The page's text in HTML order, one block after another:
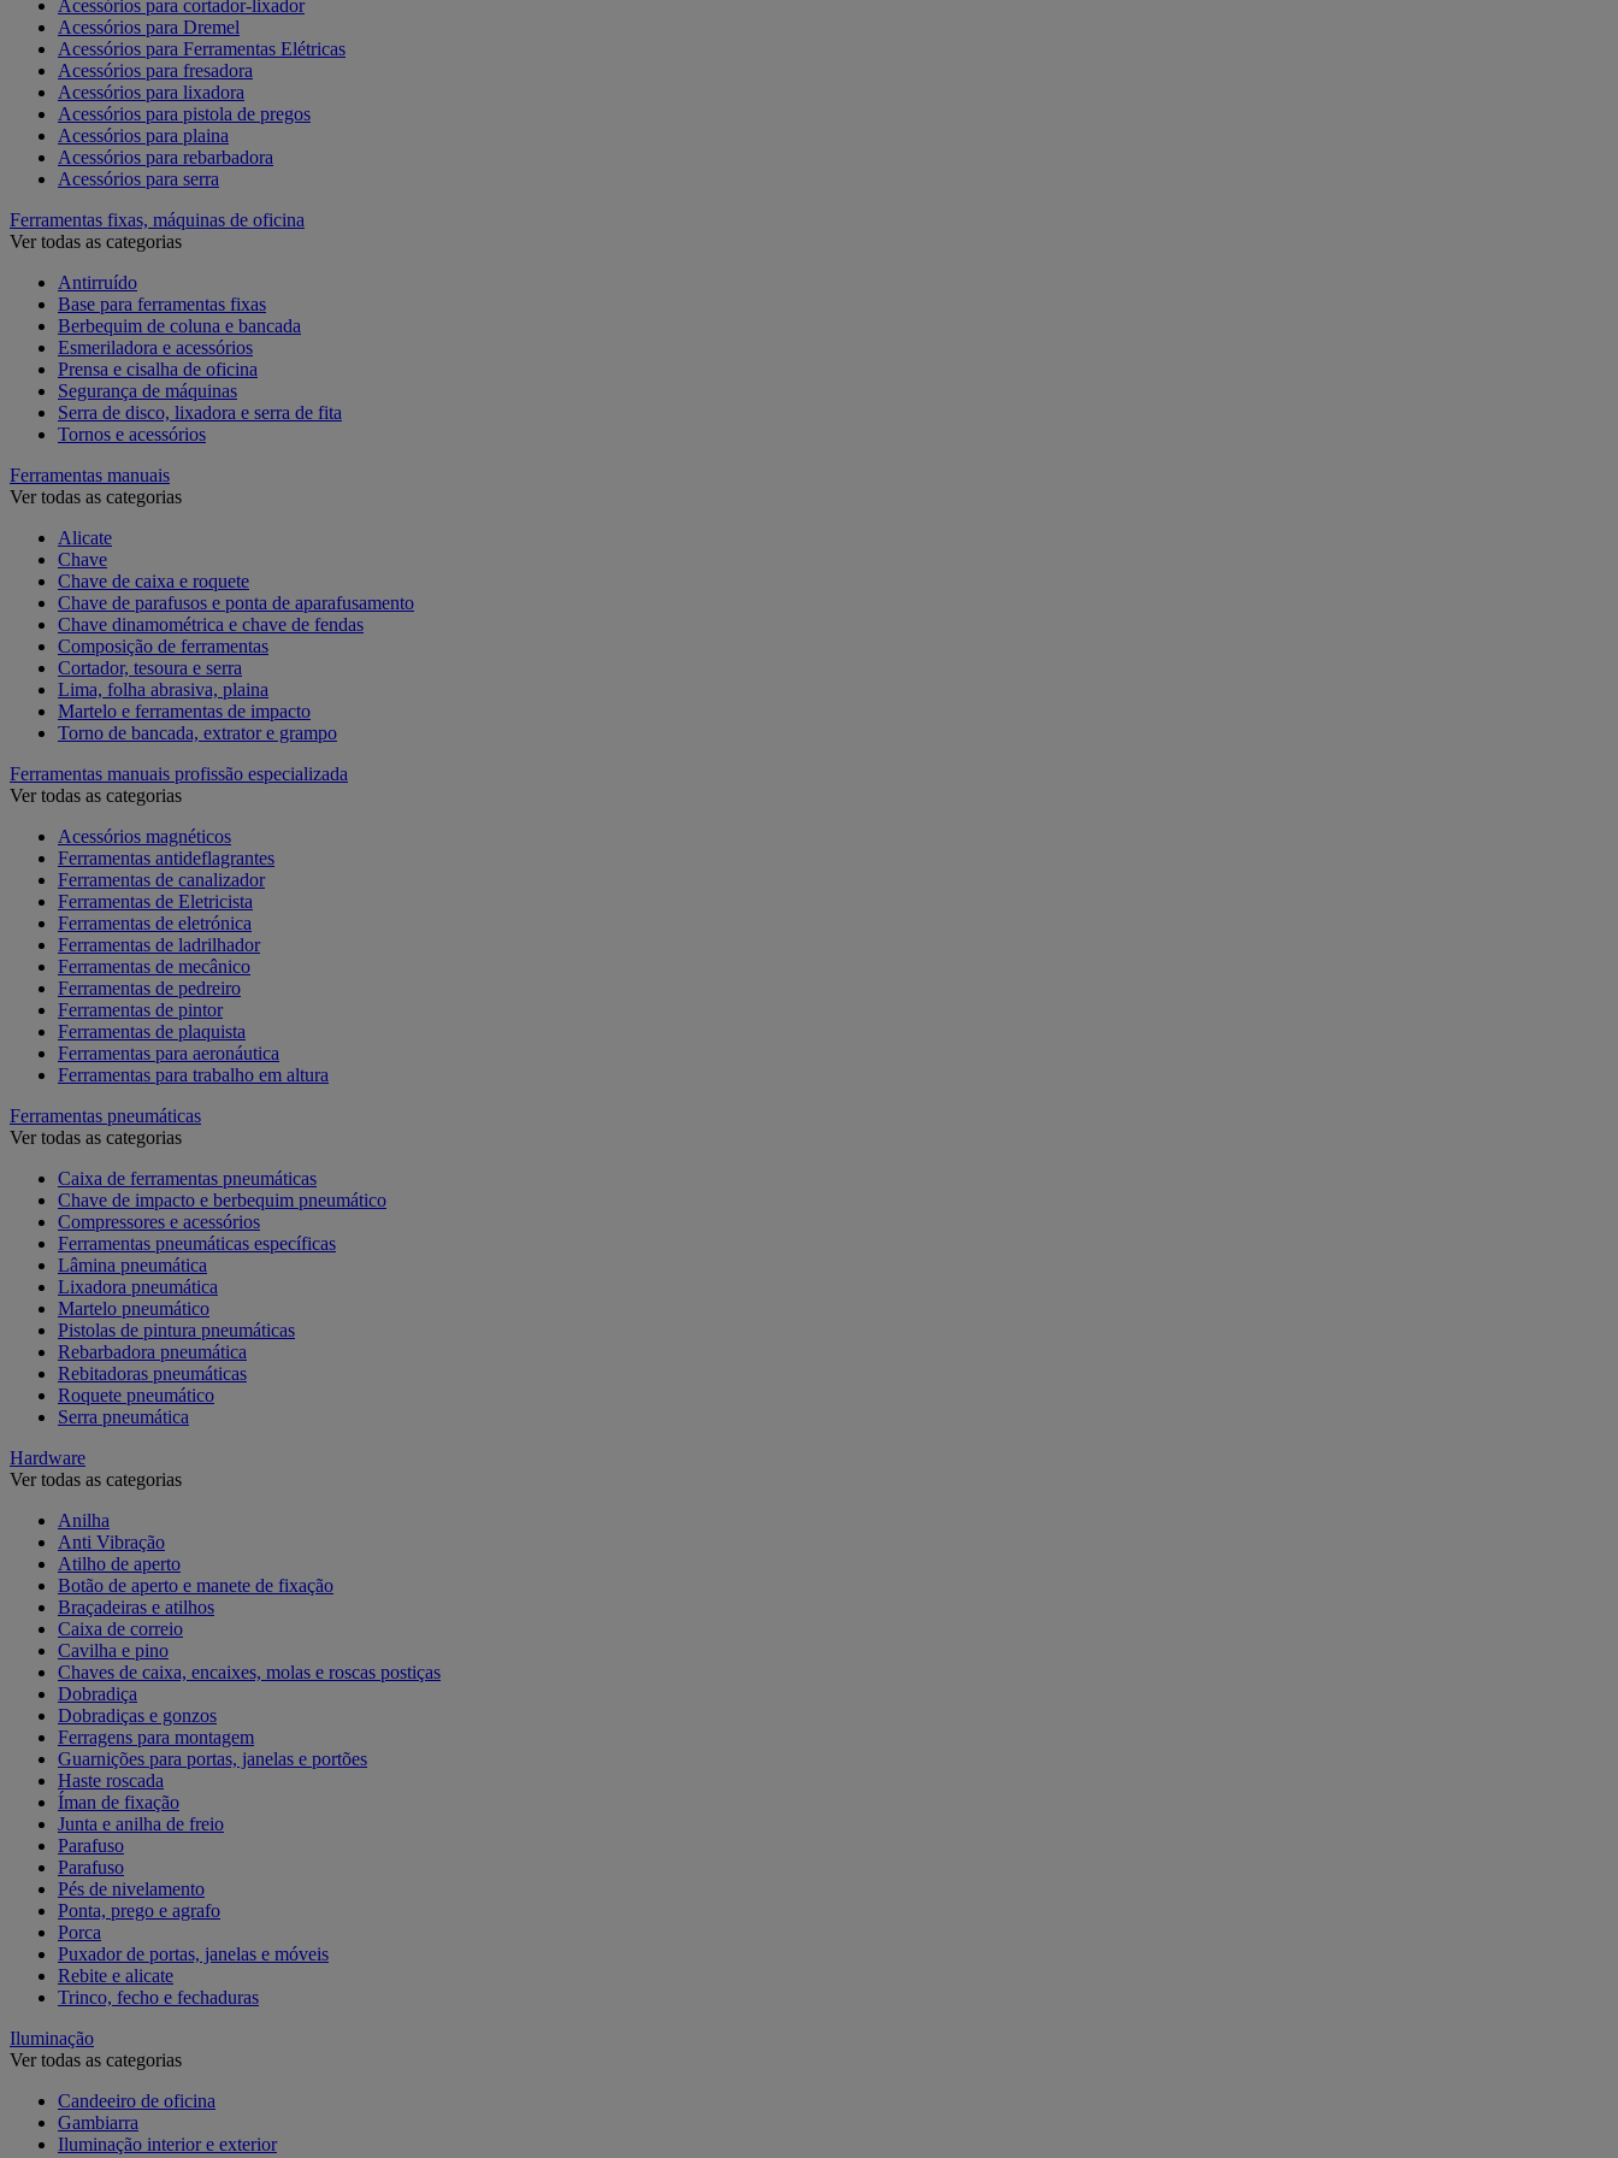
Acessórios para cortador-lixador
Acessórios para Dremel
Acessórios para Ferramentas Elétricas
Acessórios para fresadora
Acessórios para lixadora
Acessórios para pistola de pregos
Acessórios para plaina
Acessórios para rebarbadora
Acessórios para serra
Ferramentas fixas, máquinas de oficina
Ver todas as categorias
Antirruído
Base para ferramentas fixas
Berbequim de coluna e bancada
Esmeriladora e acessórios
Prensa e cisalha de oficina
Segurança de máquinas
Serra de disco, lixadora e serra de fita
Tornos e acessórios
Ferramentas manuais
Ver todas as categorias
Alicate
Chave
Chave de caixa e roquete
Chave de parafusos e ponta de aparafusamento
Chave dinamométrica e chave de fendas
Composição de ferramentas
Cortador, tesoura e serra
Lima, folha abrasiva, plaina
Martelo e ferramentas de impacto
Torno de bancada, extrator e grampo
Ferramentas manuais profissão especializada
Ver todas as categorias
Acessórios magnéticos
Ferramentas antideflagrantes
Ferramentas de canalizador
Ferramentas de Eletricista
Ferramentas de eletrónica
Ferramentas de ladrilhador
Ferramentas de mecânico
Ferramentas de pedreiro
Ferramentas de pintor
Ferramentas de plaquista
Ferramentas para aeronáutica
Ferramentas para trabalho em altura
Ferramentas pneumáticas
Ver todas as categorias
Caixa de ferramentas pneumáticas
Chave de impacto e berbequim pneumático
Compressores e acessórios
Ferramentas pneumáticas específicas
Lâmina pneumática
Lixadora pneumática
Martelo pneumático
Pistolas de pintura pneumáticas
Rebarbadora pneumática
Rebitadoras pneumáticas
Roquete pneumático
Serra pneumática
Hardware
Ver todas as categorias
Anilha
Anti Vibração
Atilho de aperto
Botão de aperto e manete de fixação
Braçadeiras e atilhos
Caixa de correio
Cavilha e pino
Chaves de caixa, encaixes, molas e roscas postiças
Dobradiça
Dobradiças e gonzos
Ferragens para montagem
Guarnições para portas, janelas e portões
Haste roscada
Íman de fixação
Junta e anilha de freio
Parafuso
Parafuso
Pés de nivelamento
Ponta, prego e agrafo
Porca
Puxador de portas, janelas e móveis
Rebite e alicate
Trinco, fecho e fechaduras
Iluminação
Ver todas as categorias
Candeeiro de oficina
Gambiarra
Iluminação interior e exterior